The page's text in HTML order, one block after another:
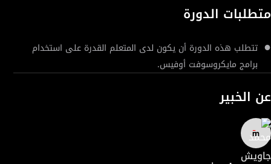
في هذه الدورة، تتعلم كيفية إعداد البيانات وتجهيزها للتحليل، مما
يضمن أن تكون جميع المعلومات دقيقة ومنظمة. من خلال خطوات
منهجية، ستتعلم كيفية إنشاء الجداول المحورية بسهولة، وتخطيطها
بما يتناسب مع احتياجات التحليل، بالإضافة إلى كيفية تحديثها لضمان
دقة البيانات وتحليلها بشكل مستمر. ستتعرف أيضًا على أساليب الفرز
والتصفية، ما يتيح لك التركيز على الجوانب الأكثر أهمية في بياناتك،
كيفية استغلال القيم المختلفة داخل الجداول المحورية للحصول على
رؤى مفيدة ودقيقة يمكن استخدامها في اتخاذ القرارات. كما ستفهم
كيفية استغلال القيم المختلفة داخل الجداول المحورية للحصول على
رؤى مفيدة ودقيقة يمكن استخدامها في اتخاذ القرارات. بالإضافة إلى
متطلبات الدورة
تتطلب هذه الدورة أن يكون لدى المتعلم القدرة على استخدام
برامج مايكروسوفت أوفيس.
عن الخبير